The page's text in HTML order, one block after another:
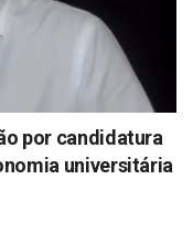
por candidatura
universitária